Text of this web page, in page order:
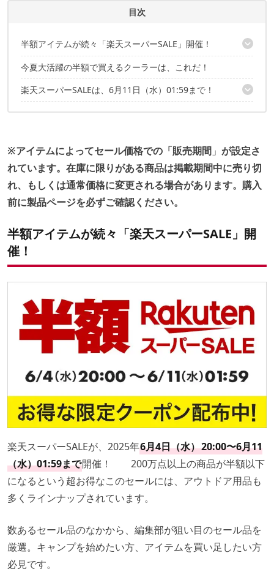
CAMP HACK編集部のプロフィール
目次
半額アイテムが続々「楽天スーパーSALE」開催！
こちらの記事でもセール品を紹介中！
今夏大活躍の半額で買えるクーラーは、これだ！
楽天スーパーSALEは、6月11日（水）01:59まで！
※アイテムによってセール価格での「販売期間 」 が設定さ
れています。 在庫に限りがある商品は掲載期間中に売り切
れ、もしくは通常価格に変更される場合があります。 購入
前に製品ページを必ずご確認ください。
半額アイテムが続々「楽天スーパーSALE」開
催！
楽天スーパーSALEが、2025年6月4日（水）20:00〜6月11
（水）01:59まで開催！ 200万点以上の商品が半額以下
になるという超お得なこのセールには、アウトドア用品も
多くラインナップされています。
数あるセール品のなかから、編集部が狙い目のセール品を
厳選。キャンプを始めたい方、アイテムを買い足したい方
必見です。